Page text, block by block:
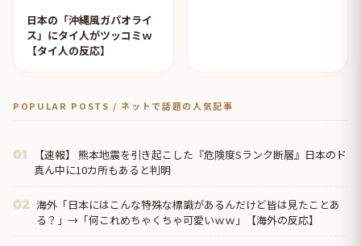
日本の「沖縄風ガパオライ
ス」にタイ人がツッコミｗ
【タイ人の反応】
POPULAR POSTS / ネットで話題の人気記事
01
【速報】 熊本地震を引き起こした『危険度Sランク断層』日本のド
真ん中に10カ所もあると判明
02 海外「日本にはこんな特殊な標識があるんだけど皆は見たことあ
る？」→「何これめちゃくちゃ可愛いｗｗ」【海外の反応】